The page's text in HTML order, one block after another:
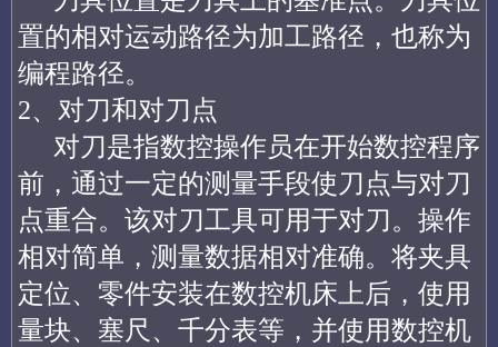
置的相对运动路径为加工路径，也称为
编程路径。
2、对刀和对刀点
对刀是指数控操作员在开始数控程序
前，通过一定的测量手段使刀点与对刀
点重合。该对刀工具可用于对刀。操作
相对简单，测量数据相对准确。将夹具
定位、零件安装在数控机床上后，使用
量块、塞尺、千分表等，并使用数控机